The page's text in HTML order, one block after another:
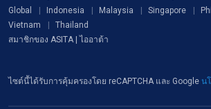
Global
Indonesia Malaysia Singapore
Vietnam
Thailand
สมาชิกของ ASITA | ไออาต้า
ไซต์นี้ได้รับการคุ้มครองโดย reCAPTCHA และ Google น